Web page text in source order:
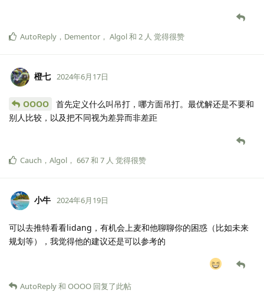
AutoReply ， Dementor ， Algol和 2 人 觉得很赞
橙七 2024年6月17日
OOOO
首先定义什么叫吊打，哪方面吊打。最优解还是不要和
别人比较，以及把不同视为差异而非差距
Cauch ， Algol ， 667和 7 人 觉得很赞
小牛 2024年6月19日
可以去推特看看lidang，有机会上麦和他聊聊你的困惑（比如未来
规划等），我觉得他的建议还是可以参考的
AutoReply和 OOOO 回复了此帖